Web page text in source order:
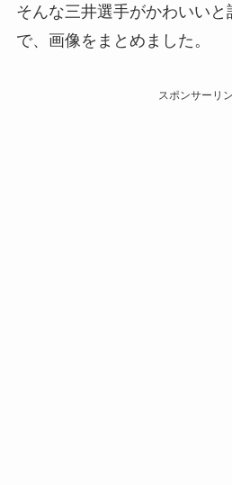
そんな三井選手がかわいい
で、画像をまとめました。
スポンサーリ